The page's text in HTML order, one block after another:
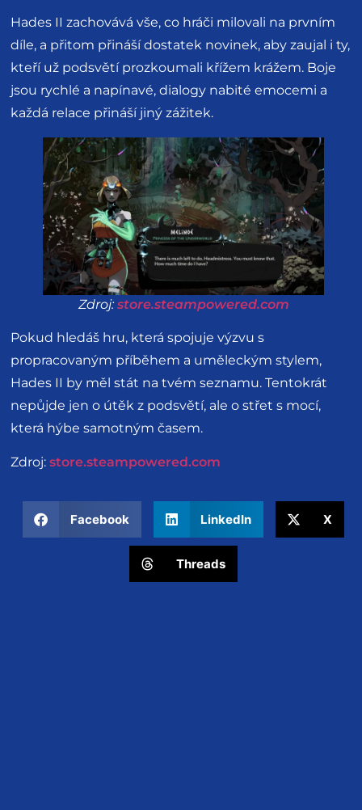
Hades II zachovává vše, co hráči milovali na prvním
díle, a přitom přináší dostatek novinek, aby zaujal i ty,
kteří už podsvětí prozkoumali křížem krážem. Boje
jsou rychlé a napínavé, dialogy nabité emocemi a
každá relace přináší jiný zážitek.
Zdroj:store.steampowered.com
Pokud hledáš hru, která spojuje výzvu s
propracovaným příběhem a uměleckým stylem,
Hades II by měl stát na tvém seznamu. Tentokrát
nepůjde jen o útěk z podsvětí, ale o střet s mocí,
která hýbe samotným časem.
Zdroj: store.steampowered.com
Facebook LinkedIn X
Threads